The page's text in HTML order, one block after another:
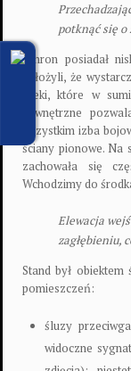
potknąć się o
Schron posiadał
założyli, że
rzeki, które w
zewnętrzne
wszystkim izba
ściany pionowe. Na
zachowała się
Wchodzimy do
Elewacja
zagłębieniu,
Stand był obiektem
pomieszczeń:
śluzy
widoczne